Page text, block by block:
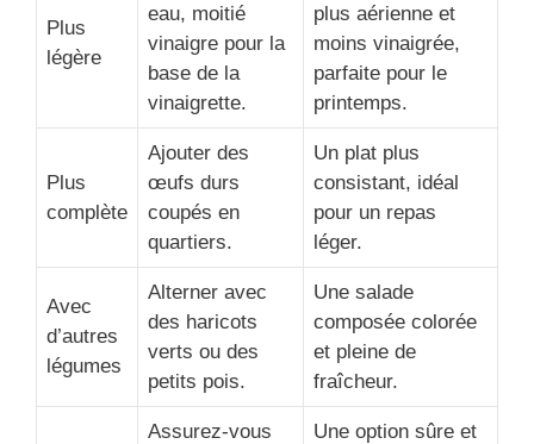
Plus
légère
eau, moitié
vinaigre pour la
base de la
vinaigrette.
plus aérienne et
moins vinaigrée,
parfaite pour le
printemps.
Plus
complète
Ajouter des
œufs durs
coupés en
quartiers.
Un plat plus
consistant, idéal
pour un repas
léger.
Avec
d’autres
légumes
Alterner avec
des haricots
verts ou des
petits pois.
Une salade
composée colorée
et pleine de
fraîcheur.
Assurez-vous
Une option sûre et